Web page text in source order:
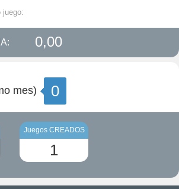
juego:
0,00
mes) 0
Juegos CREADOS
1